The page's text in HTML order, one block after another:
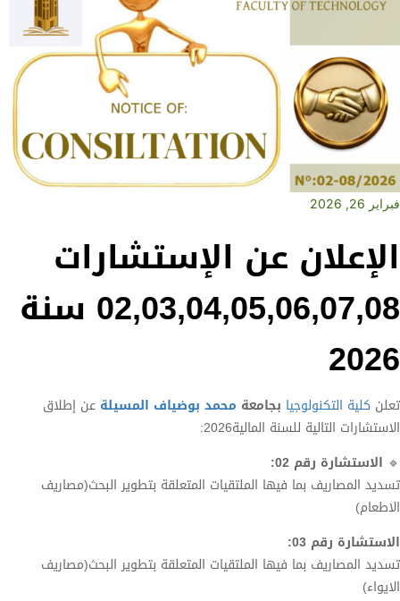
فبراير 26, 2026
الإعلان عن الإستشارات
02,03,04,05,06,07,08 سنة
2026
تعلن كلية التكنولوجيا بجامعة محمد بوضياف المسيلة عن إطلاق
الاستشارات التالية للسنة المالية2026:
🔹 الاستشارة رقم 02:
تسديد المصاريف بما فيها الملتقيات المتعلقة بتطوير البحث(مصاريف
الاطعام)
الاستشارة رقم 03:
تسديد المصاريف بما فيها الملتقيات المتعلقة بتطوير البحث(مصاريف
الايواء)